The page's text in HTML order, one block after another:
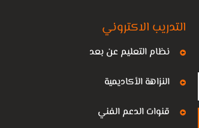
التدريب الاكتروني
نظام التعليم عن بعد
النزاهة الأكاديمية
قنوات الدعم الفني